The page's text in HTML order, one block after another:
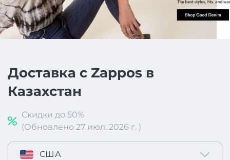
Доставка с Zappos в
Казахстан
Скидки до 50%
(Обновлено 27 июл. 2026 г. )
США